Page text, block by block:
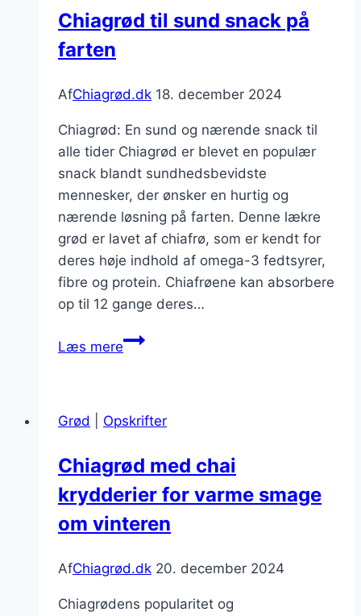
hverdag
Chiagrød til sund snack på
farten
AfChiagrød.dk 18. december 2024
Chiagrød: En sund og nærende snack til
alle tider Chiagrød er blevet en populær
snack blandt sundhedsbevidste
mennesker, der ønsker en hurtig og
nærende løsning på farten. Denne lækre
grød er lavet af chiafrø, som er kendt for
deres høje indhold af omega-3 fedtsyrer,
fibre og protein. Chiafrøene kan absorbere
op til 12 gange deres…
Læs mereChiagrød
på
Grød Opskrifter
Chiagrød med chai
krydderier for varme smage
om vinteren
AfChiagrød.dk 20. december 2024
Chiagrødens popularitet og